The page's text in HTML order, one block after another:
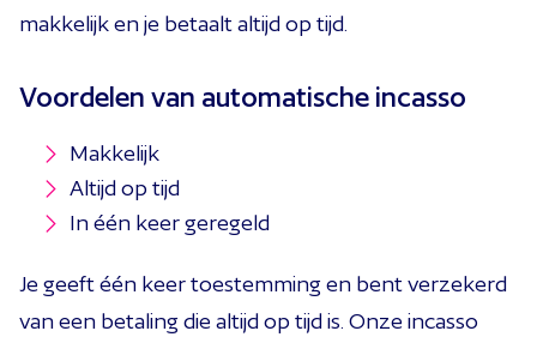
makkelijk en je betaalt altijd op tijd.
Voordelen van automatische incasso
Makkelijk
Altijd op tijd
In één keer geregeld
Je geeft één keer toestemming en bent verzekerd
van een betaling die altijd op tijd is. Onze incasso